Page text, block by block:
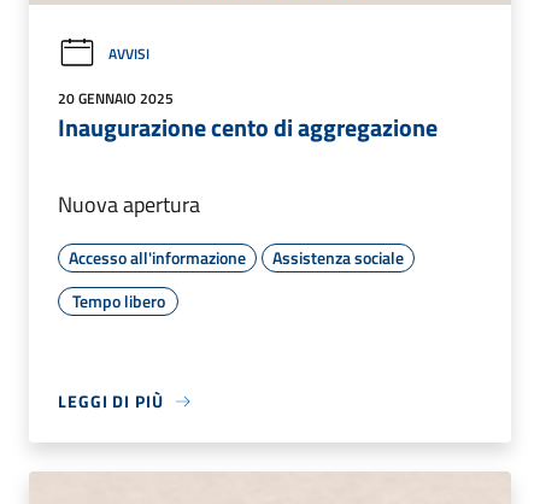
AVVISI
20 GENNAIO 2025
Inaugurazione cento di aggregazione
Nuova apertura
Accesso all'informazione
Assistenza sociale
Tempo libero
LEGGI DI PIÙ